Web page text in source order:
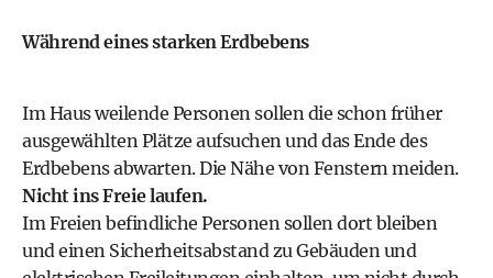
Während eines starken Erdbebens
Im Haus weilende Personen sollen die schon früher
ausgewählten Plätze aufsuchen und das Ende des
Erdbebens abwarten. Die Nähe von Fenstern meiden.
Nicht ins Freie laufen.
Im Freien befindliche Personen sollen dort bleiben
und einen Sicherheitsabstand zu Gebäuden und